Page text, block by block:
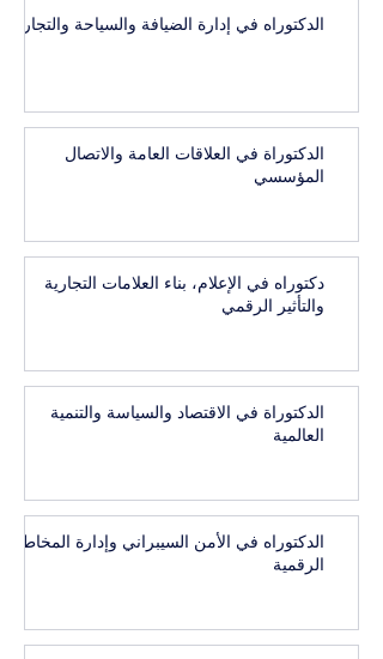
الدكتوراه في إدارة الضيافة والسياحة والتجارب
الدكتوراة في العلاقات العامة والاتصال
المؤسسي
دكتوراه في الإعلام، بناء العلامات التجارية
والتأثير الرقمي
الدكتوراة في الاقتصاد والسياسة والتنمية
العالمية
الدكتوراه في الأمن السيبراني وإدارة المخاطر
الرقمية